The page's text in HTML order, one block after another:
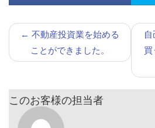
← 不動産投資業を始める
ことができました。
買
このお客様の担当者